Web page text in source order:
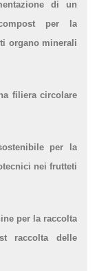
di un
per la
organo minerali
filiera circolare
per la
nei frutteti
per la raccolta
raccolta delle